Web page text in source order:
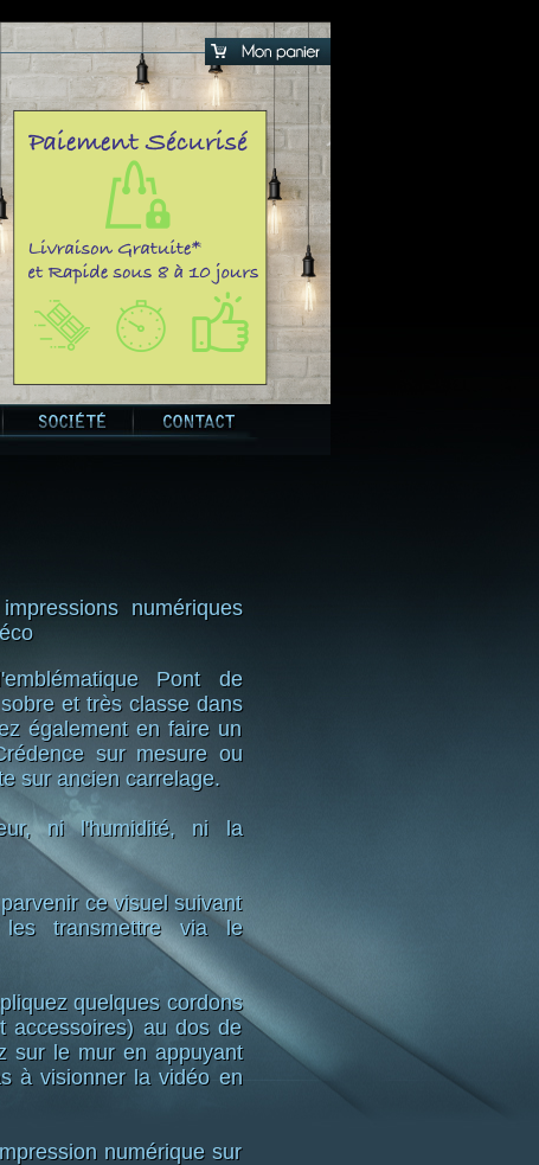
numériques
Pont de
et très classe dans
également en faire un
sur mesure ou
sur ancien carrelage.
ni l'humidité, ni la
ce visuel suivant
transmettre via le
quelques cordons
accessoires) au dos de
sur le mur en appuyant
à visionner la vidéo en
numérique sur